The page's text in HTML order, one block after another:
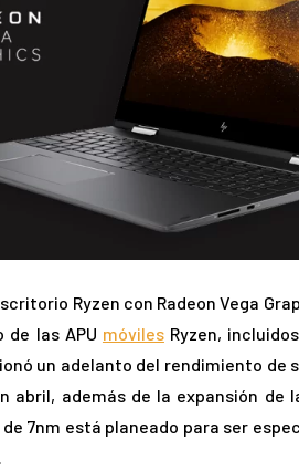
Ryzen con Radeon Vega
las APU móvilesRyzen,
un adelanto del rendimiento de
abril, además de la expansión de
7nm está planeado para ser